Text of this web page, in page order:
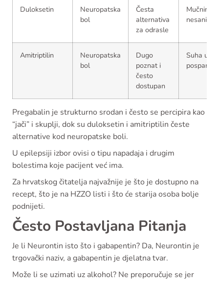
Duloksetin
Neuropatska
bol
Česta
alternativa
za odrasle
Mučnina,
nesanica
Amitriptilin
Neuropatska
bol
Dugo
poznat i
često
dostupan
Suha usta,
pospanost
Pregabalin je strukturno srodan i često se percipira kao
“jači” i skuplji, dok su duloksetin i amitriptilin česte
alternative kod neuropatske boli.
U epilepsiji izbor ovisi o tipu napadaja i drugim
bolestima koje pacijent već ima.
Za hrvatskog čitatelja najvažnije je što je dostupno na
recept, što je na HZZO listi i što će starija osoba bolje
podnijeti.
Često Postavljana Pitanja
Je li Neurontin isto što i gabapentin? Da, Neurontin je
trgovački naziv, a gabapentin je djelatna tvar.
Može li se uzimati uz alkohol? Ne preporučuje se jer